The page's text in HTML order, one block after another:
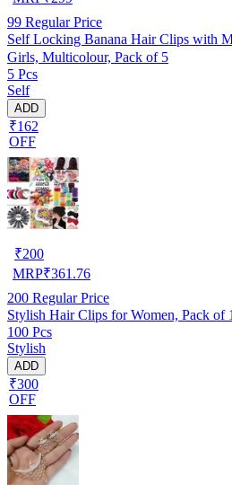
99 Regular Price
Self Locking Banana Hair Clips with
Girls, Multicolour, Pack of 5
5 Pcs
Self
ADD
₹162
OFF
₹200
MRP₹361.76
200 Regular Price
Stylish Hair Clips for Women, Pack of
100 Pcs
Stylish
ADD
₹300
OFF